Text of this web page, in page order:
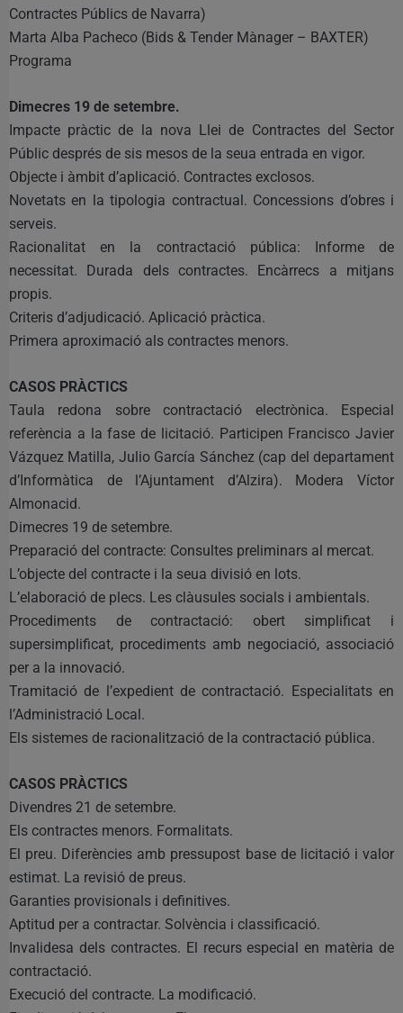
Contractes Públics de Navarra)
Marta Alba Pacheco (Bids & Tender Mànager – BAXTER)
Programa
Dimecres 19 de setembre.
Impacte pràctic de la nova Llei de Contractes del Sector
Públic després de sis mesos de la seua entrada en vigor.
Objecte i àmbit d’aplicació. Contractes exclosos.
Novetats en la tipologia contractual. Concessions d’obres i
serveis.
Racionalitat en la contractació pública: Informe de
necessitat. Durada dels contractes. Encàrrecs a mitjans
propis.
Criteris d’adjudicació. Aplicació pràctica.
Primera aproximació als contractes menors.
CASOS PRÀCTICS
Taula redona sobre contractació electrònica. Especial
referència a la fase de licitació. Participen Francisco Javier
Vázquez Matilla, Julio García Sánchez (cap del departament
d’Informàtica de l’Ajuntament d’Alzira). Modera Víctor
Almonacid.
Dimecres 19 de setembre.
Preparació del contracte: Consultes preliminars al mercat.
L’objecte del contracte i la seua divisió en lots.
L’elaboració de plecs. Les clàusules socials i ambientals.
Procediments de contractació: obert simplificat i
supersimplificat, procediments amb negociació, associació
per a la innovació.
Tramitació de l’expedient de contractació. Especialitats en
l’Administració Local.
Els sistemes de racionalització de la contractació pública.
CASOS PRÀCTICS
Divendres 21 de setembre.
Els contractes menors. Formalitats.
El preu. Diferències amb pressupost base de licitació i valor
estimat. La revisió de preus.
Garanties provisionals i definitives.
Aptitud per a contractar. Solvència i classificació.
Invalidesa dels contractes. El recurs especial en matèria de
contractació.
Execució del contracte. La modificació.